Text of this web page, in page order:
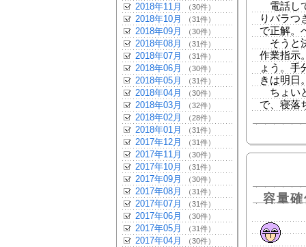
2018年11月 （30件）
2018年10月 （31件）
2018年09月 （30件）
2018年08月 （31件）
2018年07月 （31件）
2018年06月 （30件）
2018年05月 （31件）
2018年04月 （30件）
2018年03月 （32件）
2018年02月 （28件）
2018年01月 （31件）
2017年12月 （31件）
2017年11月 （30件）
2017年10月 （31件）
2017年09月 （30件）
2017年08月 （31件）
2017年07月 （31件）
2017年06月 （30件）
2017年05月 （31件）
2017年04月 （30件）
電話し
りバラつ
で正解。
そうと
作業指示
ょう。手
きは明日
ちょい
で、寝落
容量